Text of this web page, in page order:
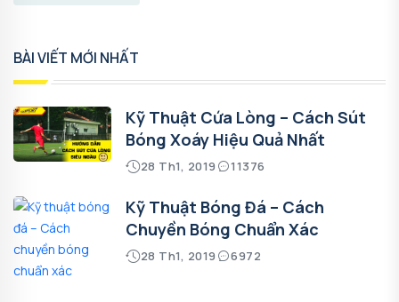
BÀI VIẾT MỚI NHẤT
Kỹ Thuật Cứa Lòng – Cách Sút
Bóng Xoáy Hiệu Quả Nhất
28 Th1, 2019 11376
Kỹ Thuật Bóng Đá – Cách
Chuyền Bóng Chuẩn Xác
28 Th1, 2019 6972